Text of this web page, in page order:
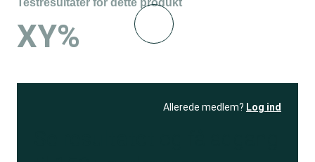
XY%
Allerede medlem? Log ind